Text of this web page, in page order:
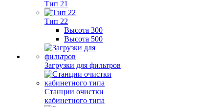
Тип 21
Тип 22
Высота 300
Высота 500
Загрузки для фильтров
Станции очистки
кабинетного типа